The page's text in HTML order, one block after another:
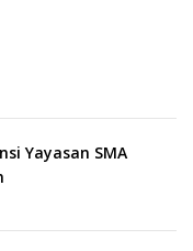
Yayasan SMA